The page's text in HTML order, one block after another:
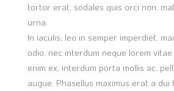
tortor erat, sodales quis orci non,
urna.
In iaculis, leo in semper imperdiet,
odio, nec interdum neque lorem
enim ex, interdum porta mollis ac,
augue. Phasellus maximus erat a dui